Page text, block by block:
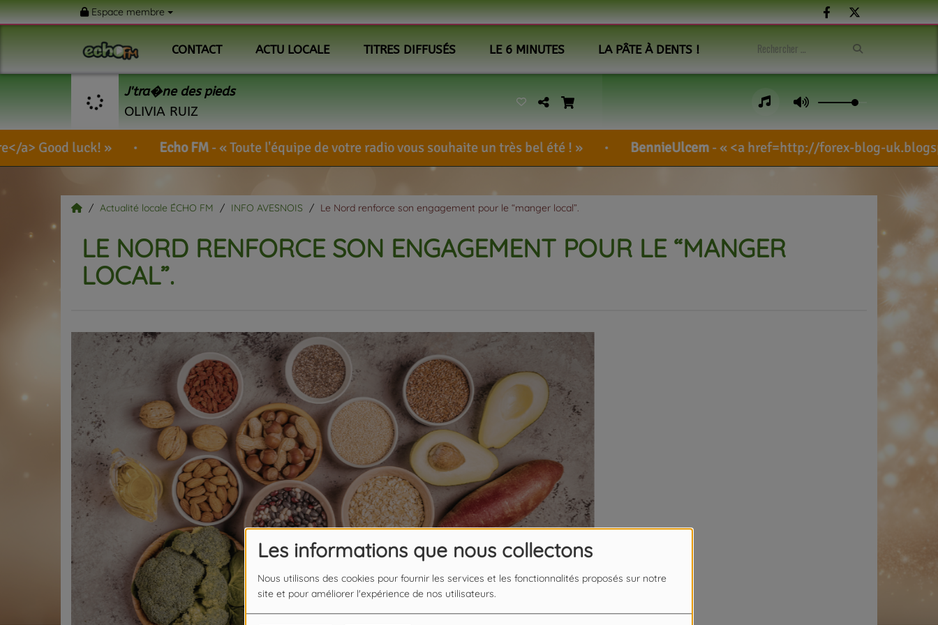
Les informations que nous collectons
Nous utilisons des cookies pour fournir les services et les fonctionnalités proposés sur notre
site et pour améliorer l'expérience de nos utilisateurs.
Espace membre
CONTACT ACTU LOCALE TITRES DIFFUSÉS LE 6 MINUTES LA PÂTE À DENTS !
J'tra�ne des pieds
OLIVIA RUIZ
Echo FM- Toute l'équipe de votre radio vous souhaite un très bel été ! BennieUlcem- <a href=http://forex-blog-uk.blogspot.com/
Actualité locale ÉCHO FM INFO AVESNOIS Le Nord renforce son engagement pour le “manger local”.
LE NORD RENFORCE SON ENGAGEMENT POUR LE “MANGER
LOCAL”.